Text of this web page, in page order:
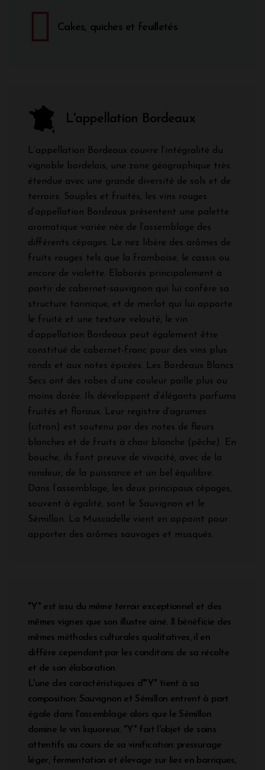
Cakes, quiches et feuilletés
L'appellation Bordeaux
L’appellation Bordeaux couvre l’intégralité du
vignoble bordelais, une zone géographique très
étendue avec une grande diversité de sols et de
terroirs. Souples et fruités, les vins rouges
d’appellation Bordeaux présentent une palette
aromatique variée née de l’assemblage des
différents cépages. Le nez libère des arômes de
fruits rouges tels que la framboise, le cassis ou
encore de violette. Elaborés principalement à
partir de cabernet-sauvignon qui lui confère sa
structure tannique, et de merlot qui lui apporte
le fruité et une texture velouté, le vin
d’appellation Bordeaux peut également être
constitué de cabernet-franc pour des vins plus
ronds et aux notes épicées. Les Bordeaux Blancs
Secs ont des robes d’une couleur paille plus ou
moins dorée. Ils développent d’élégants parfums
fruités et floraux. Leur registre d’agrumes
(citron) est soutenu par des notes de fleurs
blanches et de fruits à chair blanche (pêche). En
bouche, ils font preuve de vivacité, avec de la
rondeur, de la puissance et un bel équilibre.
Dans l’assemblage, les deux principaux cépages,
souvent à égalité, sont le Sauvignon et le
Sémillon. La Muscadelle vient en appoint pour
apporter des arômes sauvages et musqués.
"Y" est issu du même terroir exceptionnel et des
mêmes vignes que son illustre ainé. Il bénéficie des
mêmes méthodes culturales qualitatives, il en
diffère cependant par les conditons de sa récolte
et de son élaboration.
L'une des caractéristiques d'"Y" tient à sa
composition: Sauvignon et Sémillon entrent à part
égale dans l'assemblage alors que le Sémillon
domine le vin liquoreux. "Y" fait l'objet de soins
attentifs au cours de sa vinification: pressurage
léger, fermentation et élevage sur lies en barriques,